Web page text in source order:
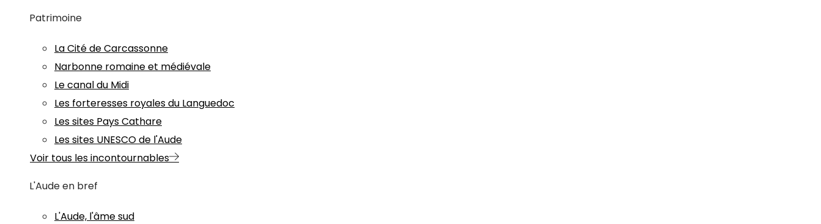
Patrimoine
La Cité de Carcassonne
Narbonne romaine et médiévale
Le canal du Midi
Les forteresses royales du Languedoc
Les sites Pays Cathare
Les sites UNESCO de l'Aude
Voir tous les incontournables
L'Aude en bref
L'Aude, l'âme sud